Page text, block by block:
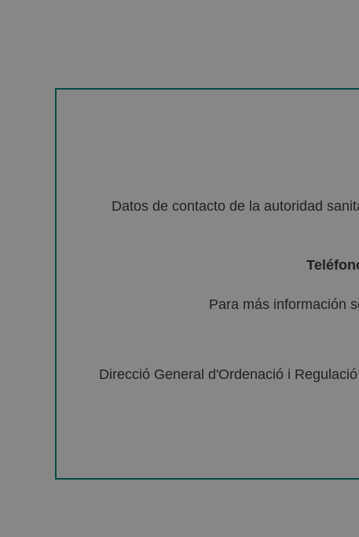
Datos de contacto de la autoridad
Para más información
Direcció General d'Ordenació i